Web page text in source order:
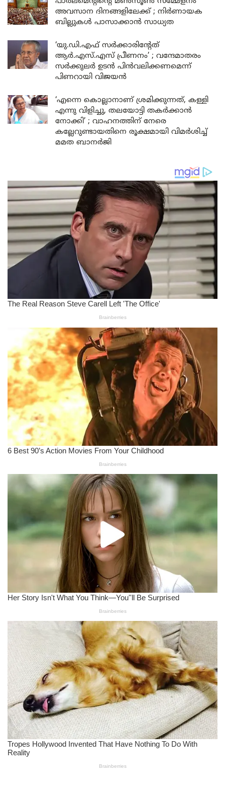
അവസാന ദിനങ്ങളിലേക്ക് ; നിർണായക
ബില്ലുകൾ പാസാക്കാൻ സാധ്യത
‘യു.ഡി.എഫ് സർക്കാരിന്റേത്
ആർ.എസ്.എസ് പ്രീണനം’ ; വന്ദേമാതരം
സർക്കുലർ ഉടൻ പിൻവലിക്കണമെന്ന്
പിണറായി വിജയൻ
‘എന്നെ കൊല്ലാനാണ് ശ്രമിക്കുന്നത്, കള്ളി
എന്നു വിളിച്ചു, തലയോട്ടി തകർക്കാൻ
നോക്കി’ ; വാഹനത്തിന് നേരെ
കല്ലേറുണ്ടായതിനെ രൂക്ഷമായി വിമർശിച്ച്
മമത ബാനർജി